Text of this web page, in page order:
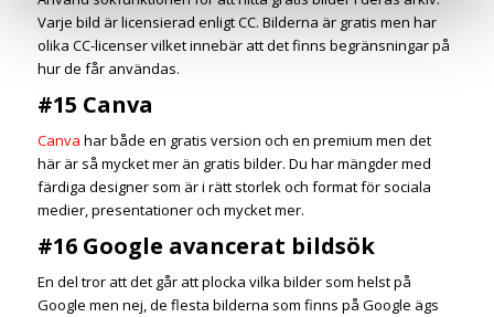
Varje bild är licensierad enligt CC. Bilderna är gratis men har
olika CC-licenser vilket innebär att det finns begränsningar på
hur de får användas.
#15 Canva
Canva har både en gratis version och en premium men det
här är så mycket mer än gratis bilder. Du har mängder med
färdiga designer som är i rätt storlek och format för sociala
medier, presentationer och mycket mer.
#16 Google avancerat bildsök
En del tror att det går att plocka vilka bilder som helst på
Google men nej, de flesta bilderna som finns på Google ägs